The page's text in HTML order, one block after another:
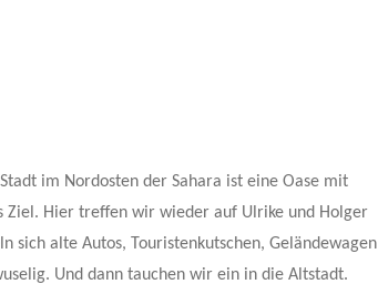
im Nordosten der Sahara ist eine Oase mit
Ziel. Hier treffen wir wieder auf Ulrike und Holger
sich alte Autos, Touristenkutschen, Geländewagen
Und dann tauchen wir ein in die Altstadt.